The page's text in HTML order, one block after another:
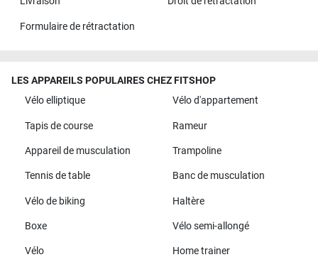
Formulaire de rétractation
LES APPAREILS POPULAIRES CHEZ FITSHOP
Vélo elliptique
Vélo d'appartement
Tapis de course Rameur
Appareil de musculation Trampoline
Tennis de table Banc de musculation
Vélo de biking Haltère
Boxe Vélo semi-allongé
Vélo Home trainer